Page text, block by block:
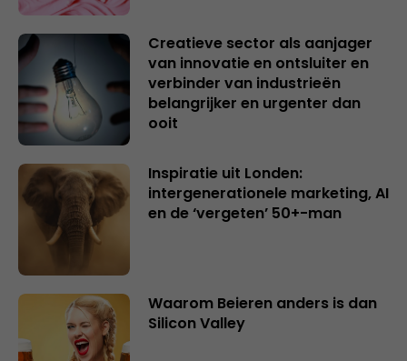
Creatieve sector als aanjager
van innovatie en ontsluiter en
verbinder van industrieën
belangrijker en urgenter dan
ooit
Inspiratie uit Londen:
intergenerationele marketing, AI
en de ‘vergeten’ 50+-man
Waarom Beieren anders is dan
Silicon Valley